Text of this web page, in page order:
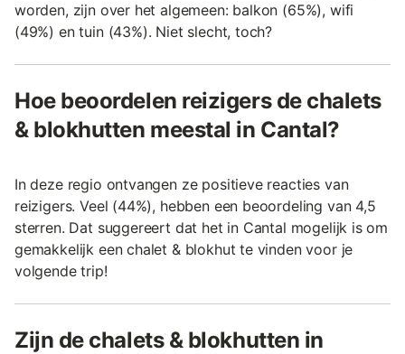
worden, zijn over het algemeen: balkon (65%), wifi
(49%) en tuin (43%). Niet slecht, toch?
Hoe beoordelen reizigers de chalets
& blokhutten meestal in Cantal?
In deze regio ontvangen ze positieve reacties van
reizigers. Veel (44%), hebben een beoordeling van 4,5
sterren. Dat suggereert dat het in Cantal mogelijk is om
gemakkelijk een chalet & blokhut te vinden voor je
volgende trip!
Zijn de chalets & blokhutten in